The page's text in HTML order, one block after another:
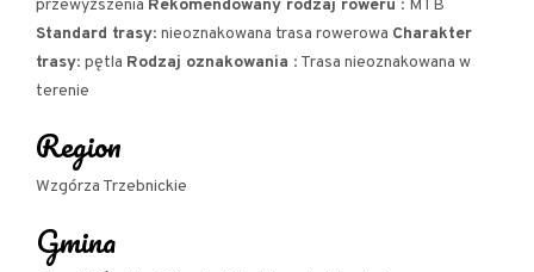
przewyższenia Rekomendowany rodzaj roweru : MTB
Standard trasy: nieoznakowana trasa rowerowa Charakter
trasy: pętla Rodzaj oznakowania : Trasa nieoznakowana w
terenie
Region
Wzgórza Trzebnickie
Gmina